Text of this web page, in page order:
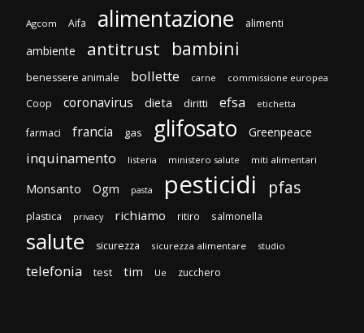
Agcom Aifa alimentazione alimenti
ambiente antitrust bambini
benessere animale bollette carne commissione europea
Coop coronavirus dieta diritti efsa etichetta
farmaci francia gas glifosato Greenpeace
inquinamento listeria ministero salute miti alimentari
Monsanto Ogm pasta pesticidi pfas
plastica privacy richiamo ritiro salmonella
salute sicurezza sicurezza alimentare studio
telefonia test tim Ue zucchero